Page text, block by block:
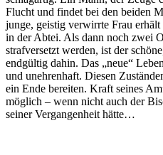
Flucht und findet bei den beiden
junge, geistig verwirrte Frau
in der Abtei. Als dann noch zwei
strafversetzt werden, ist der
endgültig dahin. Das „neue“
und unehrenhaft. Diesen
ein Ende bereiten. Kraft seines
möglich – wenn nicht auch der
seiner Vergangenheit hätte…